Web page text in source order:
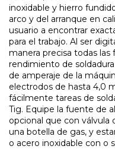
inoxidable y hierro
arco y del arranque en
usuario a encontrar
para el trabajo. Al ser
manera precisa todas
rendimiento de
de amperaje de la
electrodos de hasta 4,0
fácilmente tareas de
Tig. Equipe la fuente de
opcional que con válvula
una botella de gas, y
o acero inoxidable con o